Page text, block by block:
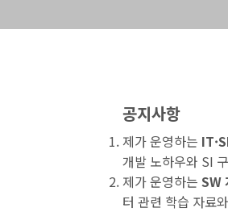
공지사항
제가 운영하는
개발 노하우와 SI
제가 운영하는 SW
터 관련 학습 자료